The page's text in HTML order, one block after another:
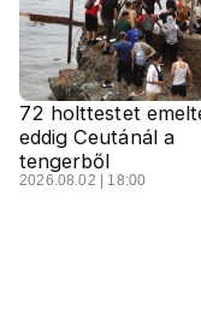
72 holttestet
eddig Ceutánál a
tengerből
2026.08.02 | 18:00